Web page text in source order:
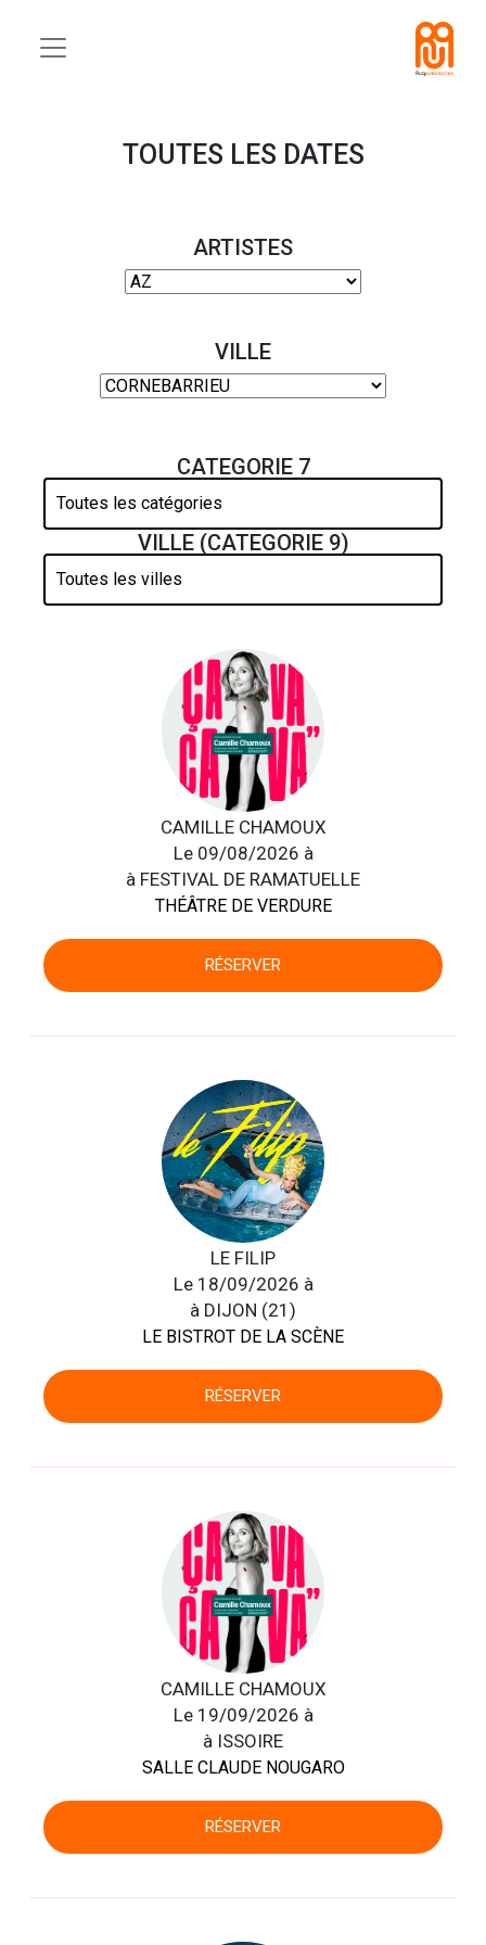
TOUTES LES DATES
ARTISTES
VILLE
CATEGORIE 7
VILLE (CATEGORIE 9)
CAMILLE CHAMOUX
Le 09/08/2026 à
à FESTIVAL DE RAMATUELLE
THÉÂTRE DE VERDURE
RÉSERVER
LE FILIP
Le 18/09/2026 à
à DIJON (21)
LE BISTROT DE LA SCÈNE
RÉSERVER
CAMILLE CHAMOUX
Le 19/09/2026 à
à ISSOIRE
SALLE CLAUDE NOUGARO
RÉSERVER